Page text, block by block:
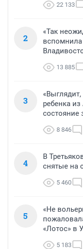
22 133
2
«Так
вспомнила
13 885
3
«Выглядит,
ребенка
состояние
8 846
4
В
снятые на
5 460
5
«Не
«Лотос» в
5 183